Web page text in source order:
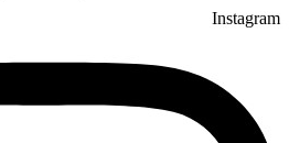
Instagram